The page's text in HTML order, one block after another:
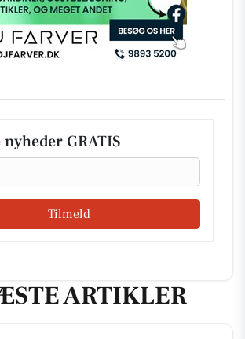
GRATIS
Tilmeld
ARTIKLER